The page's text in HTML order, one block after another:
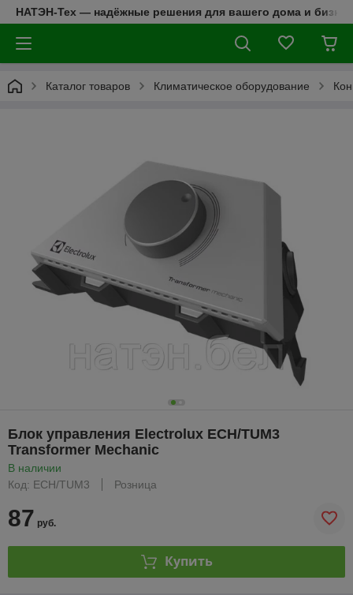
НАТЭН-Тех — надёжные решения для вашего дома и
Каталог товаров Климатическое оборудование
Блок управления Electrolux ECH/TUM3
Transformer Mechanic
В наличии
Код: ECH/TUM3
Розница
87 руб.
Купить